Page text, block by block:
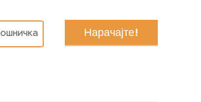
Нарачајте!